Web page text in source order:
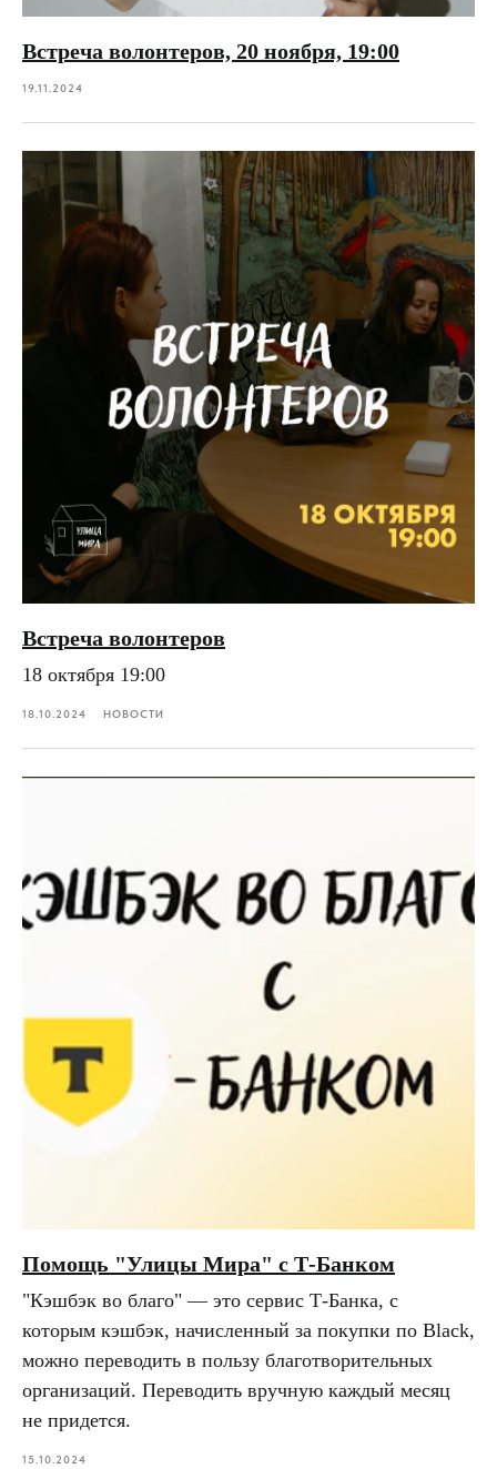
Встреча волонтеров, 20 ноября, 19:00
19.11.2024
Встреча волонтеров
18 октября 19:00
18.10.2024 НОВОСТИ
Помощь "Улицы Мира" с Т-Банком
"Кэшбэк во благо" — это сервис Т‑Банка, с
которым кэшбэк, начисленный за покупки по Black,
можно переводить в пользу благотворительных
организаций. Переводить вручную каждый месяц
не придется.
15.10.2024